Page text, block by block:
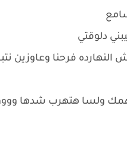
دلوقتي
فرحنا وعاوزين
ولسا هتهرب شدها